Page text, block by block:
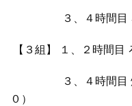
３、４時間目 ろう
【３組】 １、２時間目
３、４時間目 炊き
０）